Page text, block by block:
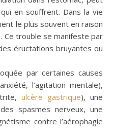
en souffrent. Dans la vie
le plus souvent en raison
Ce trouble se manifeste par
éructations bruyantes ou
par certaines causes
l’agitation mentale),
ulcère gastrique), une
spasmes nerveux, une
contre l’aérophagie